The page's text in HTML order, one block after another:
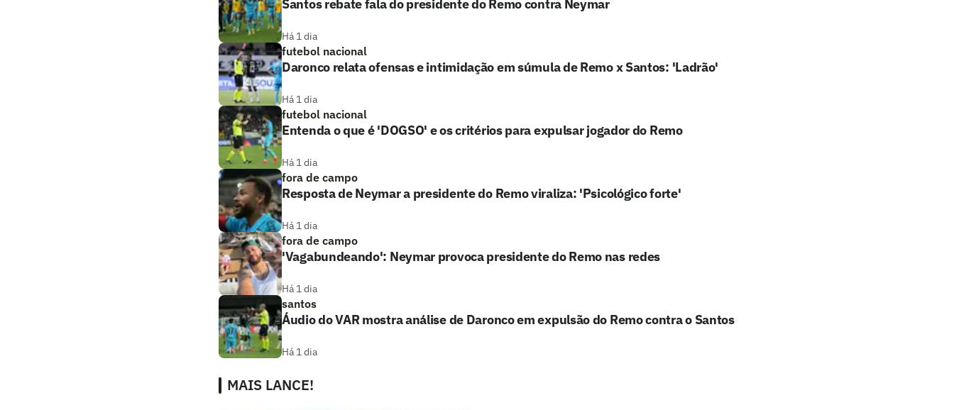
Santos rebate fala do presidente do Remo contra Neymar
Há 1 dia
futebol nacional
Daronco relata ofensas e intimidação em súmula de Remo x Santos: 'Ladrão'
Há 1 dia
futebol nacional
Entenda o que é 'DOGSO' e os critérios para expulsar jogador do Remo
Há 1 dia
fora de campo
Resposta de Neymar a presidente do Remo viraliza: 'Psicológico forte'
Há 1 dia
fora de campo
'Vagabundeando': Neymar provoca presidente do Remo nas redes
Há 1 dia
santos
Áudio do VAR mostra análise de Daronco em expulsão do Remo contra o Santos
Há 1 dia
MAIS LANCE!